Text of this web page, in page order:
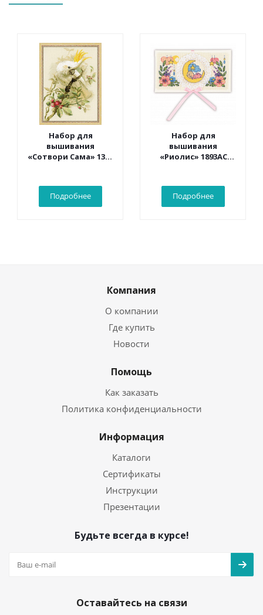
Набор для
вышивания
«Сотвори Сама» 1362
Подробнее
Набор для
вышивания
«Риолис» 1893АС
малыша» 16*9 см
Подробнее
Компания
О компании
Где купить
Новости
Помощь
Как заказать
Политика конфиденциальности
Информация
Каталоги
Сертификаты
Инструкции
Презентации
Будьте всегда в курсе!
Оставайтесь на связи